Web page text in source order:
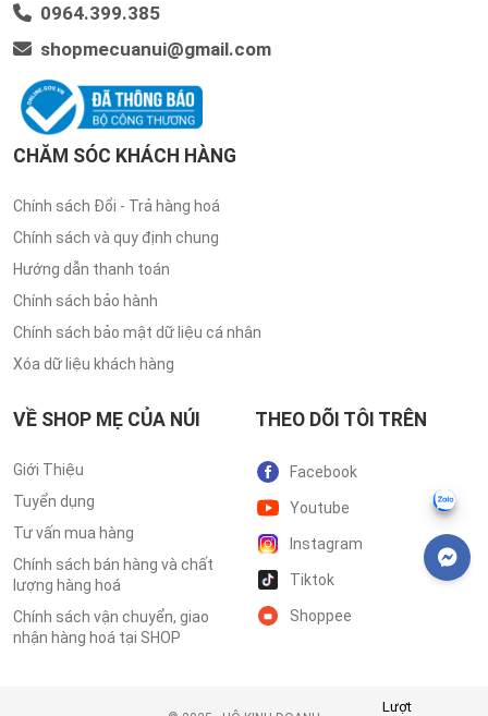
0964.399.385
shopmecuanui@gmail.com
CHĂM SÓC KHÁCH HÀNG
Chính sách Đổi - Trả hàng hoá
Chính sách và quy định chung
Hướng dẫn thanh toán
Chính sách bảo hành
Chính sách bảo mật dữ liệu cá nhân
Xóa dữ liệu khách hàng
VỀ SHOP MẸ CỦA NÚI
Giới Thiệu
Tuyển dụng
Tư vấn mua hàng
Chính sách bán hàng và chất
lượng hàng hoá
Chính sách vận chuyển, giao
nhận hàng hoá tại SHOP
THEO DÕI TÔI TRÊN
Facebook
Youtube
Instagram
Tiktok
Shoppee
Lượt